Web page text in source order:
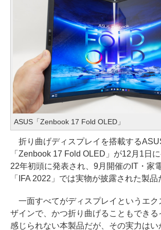
ASUS「Zenbook 17 Fold OLED」
折り曲げディスプレイを搭載する
「Zenbook 17 Fold OLED」が12月1日
22年初頭に発表され、9月開催のIT・家
「IFA 2022」では実物が披露された製品
一面すべてがディスプレイというエク
ザインで、かつ折り曲げることもできる
感じられない本製品だが、その実力はい